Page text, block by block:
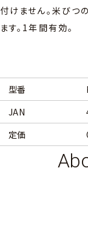
付けません。米びつ
ます。1年間有効。
型番
JAN
定価